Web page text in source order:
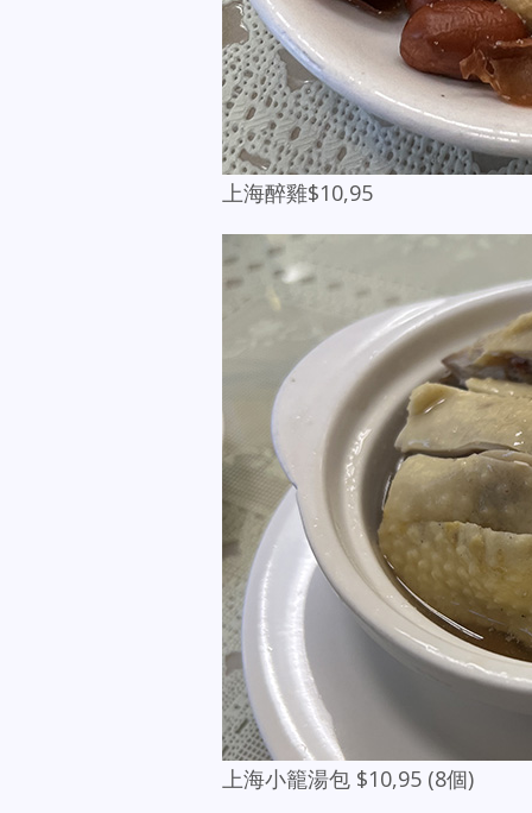
上海醉雞$10,95
上海小籠湯包 $10,95 (8個)